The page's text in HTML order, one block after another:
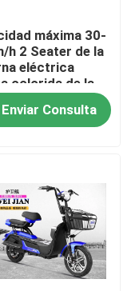
máxima 30-
h 2 Seater de la
eléctrica
colorida de la
Enviar Consulta